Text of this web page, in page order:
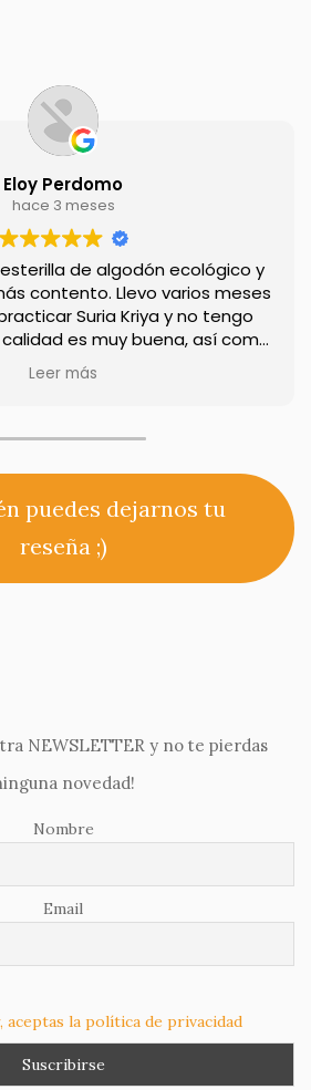
Eloy Perdomo
hace 3 meses
de algodón ecológico y
contento. Llevo varios meses
Suria Kriya y no tengo
es muy buena, así como
tacto. Además, las manos no
ni en parquet ni en baldosas.
Leer más
puedes dejarnos tu
reseña ;)
NEWSLETTER y no te pierdas
novedad!
Nombre
Email
aceptas la política de privacidad